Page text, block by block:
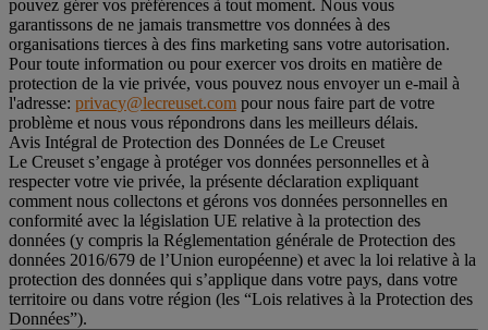
pouvez gérer vos préférences à tout moment. Nous vous
garantissons de ne jamais transmettre vos données à des
organisations tierces à des fins marketing sans votre autorisation.
Pour toute information ou pour exercer vos droits en matière de
protection de la vie privée, vous pouvez nous envoyer un e-mail à
l'adresse: privacy@lecreuset.com pour nous faire part de votre
problème et nous vous répondrons dans les meilleurs délais.
Avis Intégral de Protection des Données de Le Creuset
Le Creuset s’engage à protéger vos données personnelles et à
respecter votre vie privée, la présente déclaration expliquant
comment nous collectons et gérons vos données personnelles en
conformité avec la législation UE relative à la protection des
données (y compris la Réglementation générale de Protection des
données 2016/679 de l’Union européenne) et avec la loi relative à la
protection des données qui s’applique dans votre pays, dans votre
territoire ou dans votre région (les “Lois relatives à la Protection des
Données”).